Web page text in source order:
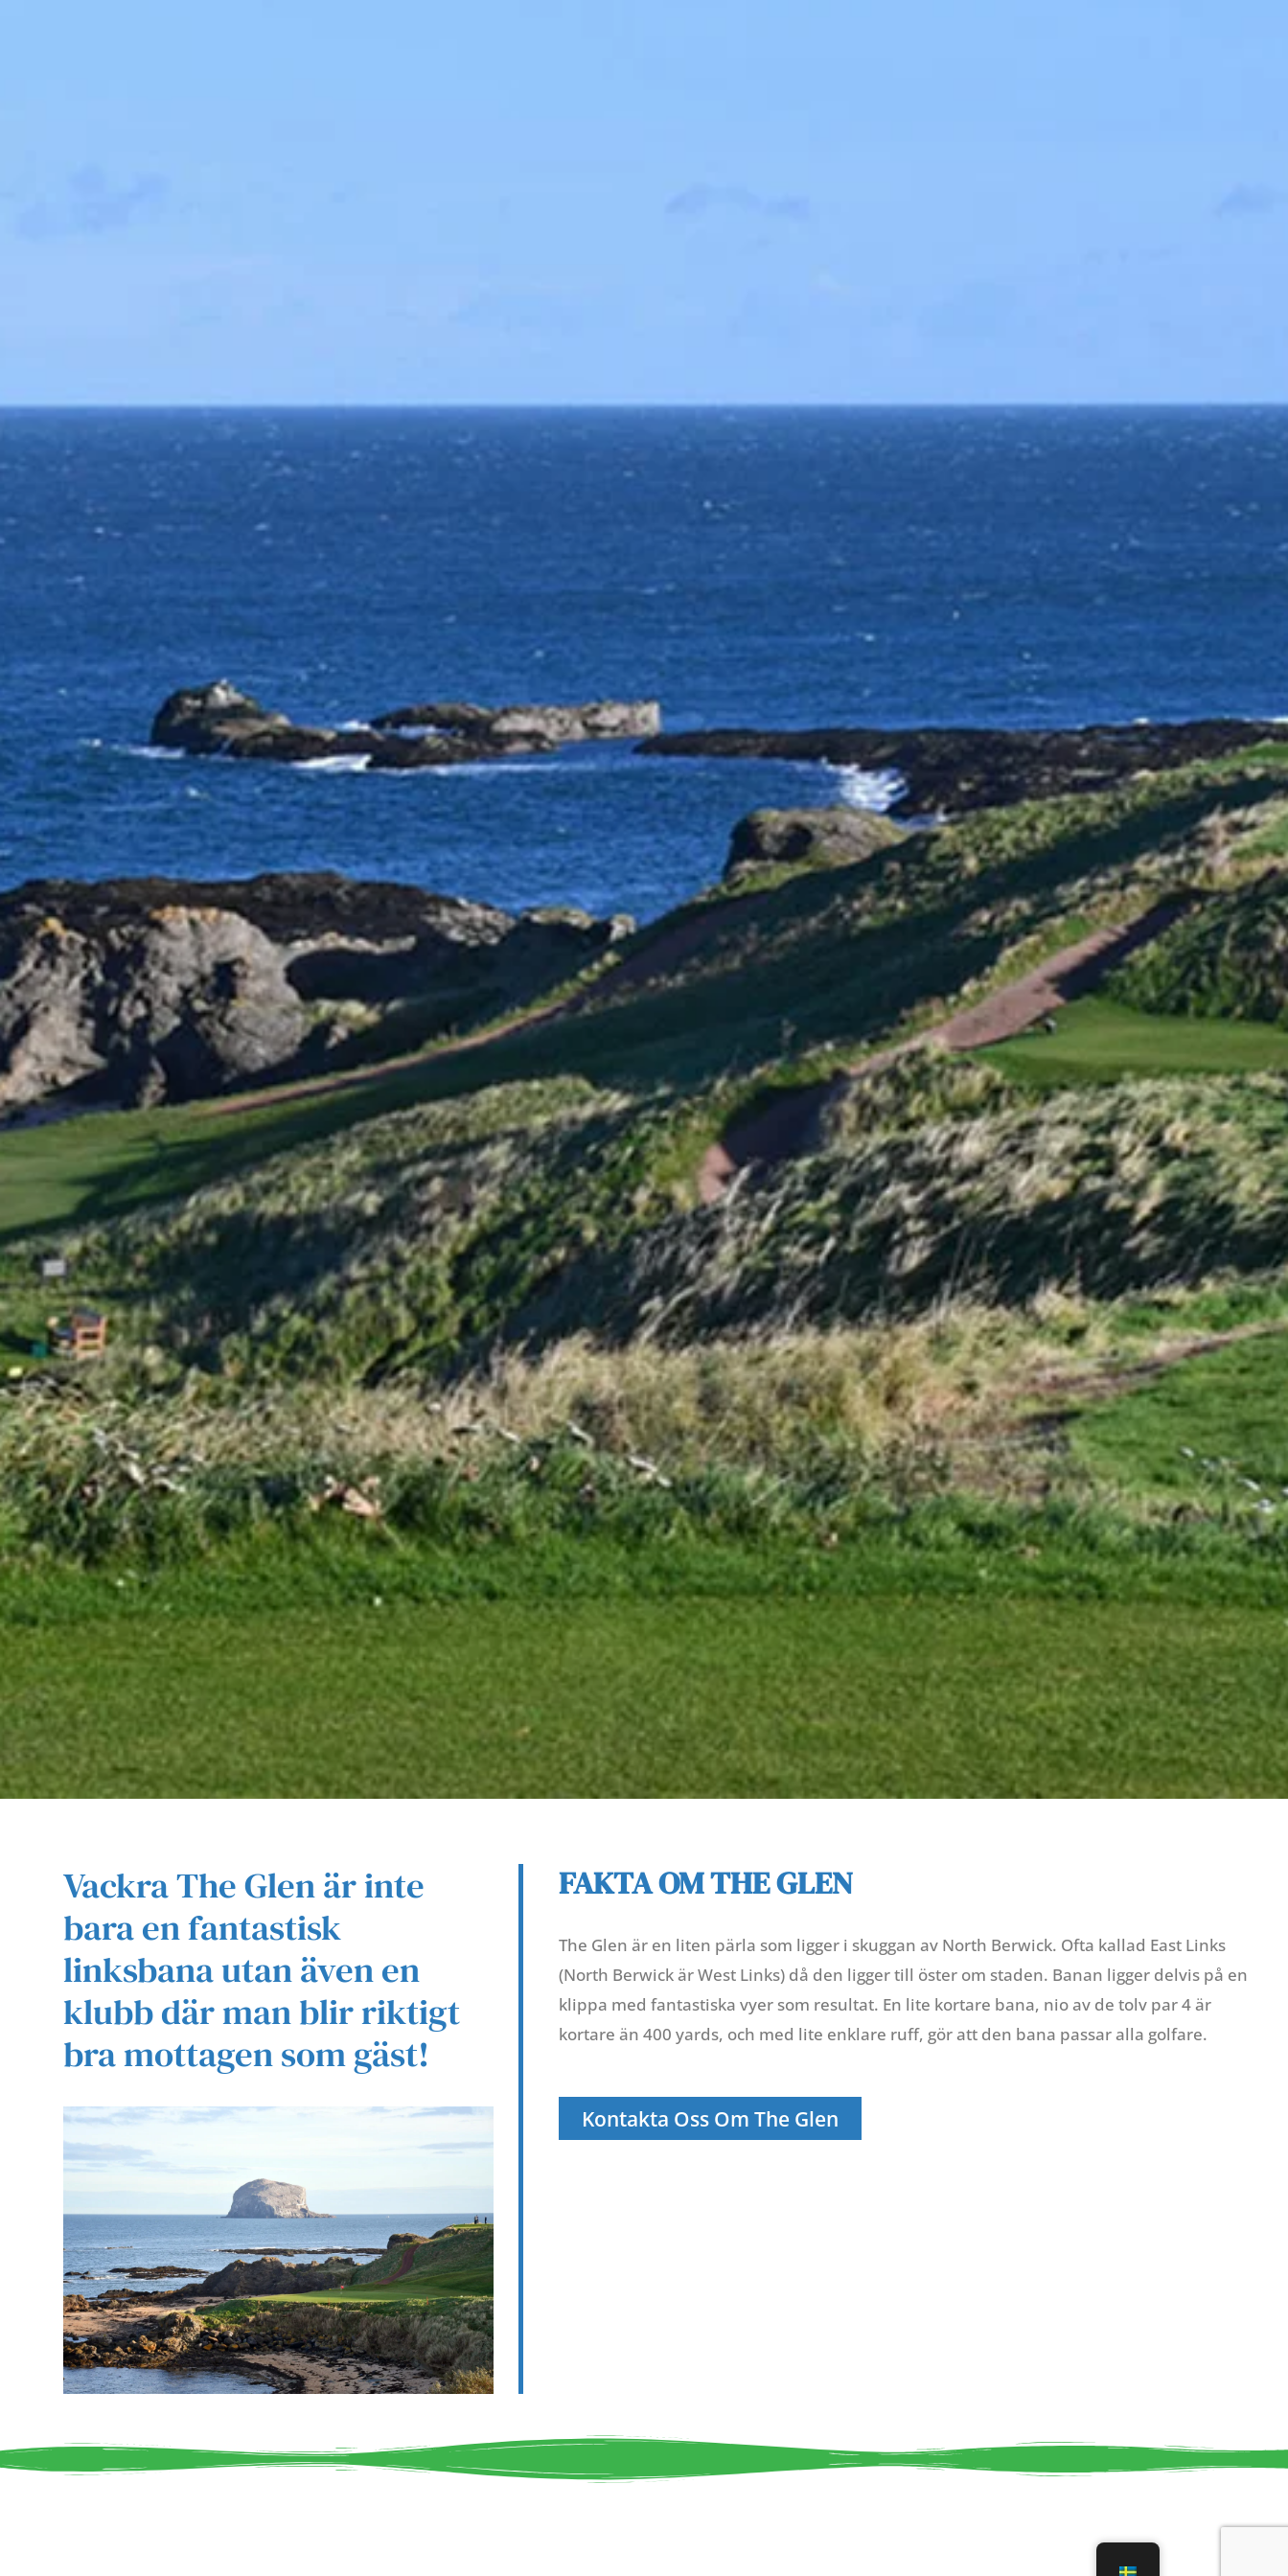
Vackra The Glen är inte
bara en fantastisk
linksbana utan även en
klubb där man blir riktigt
bra mottagen som gäst!
FAKTA OM THE GLEN
The Glen är en liten pärla som ligger i skuggan av North Berwick. Ofta kallad East Links
(North Berwick är West Links) då den ligger till öster om staden. Banan ligger delvis på en
klippa med fantastiska vyer som resultat. En lite kortare bana, nio av de tolv par 4 är
kortare än 400 yards, och med lite enklare ruff, gör att den bana passar alla golfare.
Kontakta Oss Om The Glen